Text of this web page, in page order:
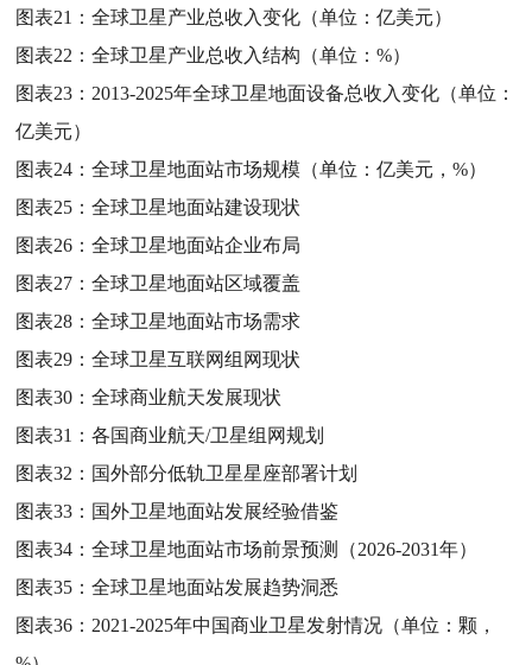
图表21：全球卫星产业总收入变化（单位：亿美元）
图表22：全球卫星产业总收入结构（单位：%）
图表23： 2013-2025年全球卫星地面设备总收入变化（单位：
亿美元）
图表24：全球卫星地面站市场规模（单位：亿美元，%）
图表25：全球卫星地面站建设现状
图表26：全球卫星地面站企业布局
图表27：全球卫星地面站区域覆盖
图表28：全球卫星地面站市场需求
图表29：全球卫星互联网组网现状
图表30：全球商业航天发展现状
图表31：各国商业航天/卫星组网规划
图表32： 国外部分低轨卫星星座部署计划
图表33： 国外卫星地面站发展经验借鉴
图表34：全球卫星地面站市场前景预测（2026-2031年）
图表35：全球卫星地面站发展趋势洞悉
图表36： 2021-2025年中国商业卫星发射情况（单位：颗，